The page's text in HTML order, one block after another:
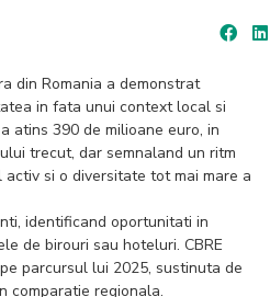
din Romania a demonstrat
in fata unui context local si
atins 390 de milioane euro, in
trecut, dar semnaland un ritm
si o diversitate tot mai mare a
identificand oportunitati in
de birouri sau hoteluri. CBRE
parcursul lui 2025, sustinuta de
comparatie regionala.